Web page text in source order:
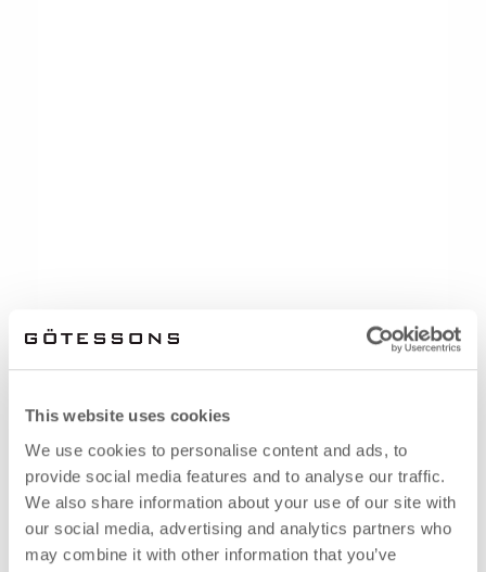
This website uses cookies
We use cookies to personalise content and ads, to
provide social media features and to analyse our traffic.
We also share information about your use of our site with
our social media, advertising and analytics partners who
may combine it with other information that you’ve